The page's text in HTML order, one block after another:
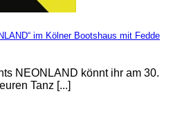
im Kölner Bootshaus mit Fedde
NEONLAND könnt ihr am 30.
Tanz [...]